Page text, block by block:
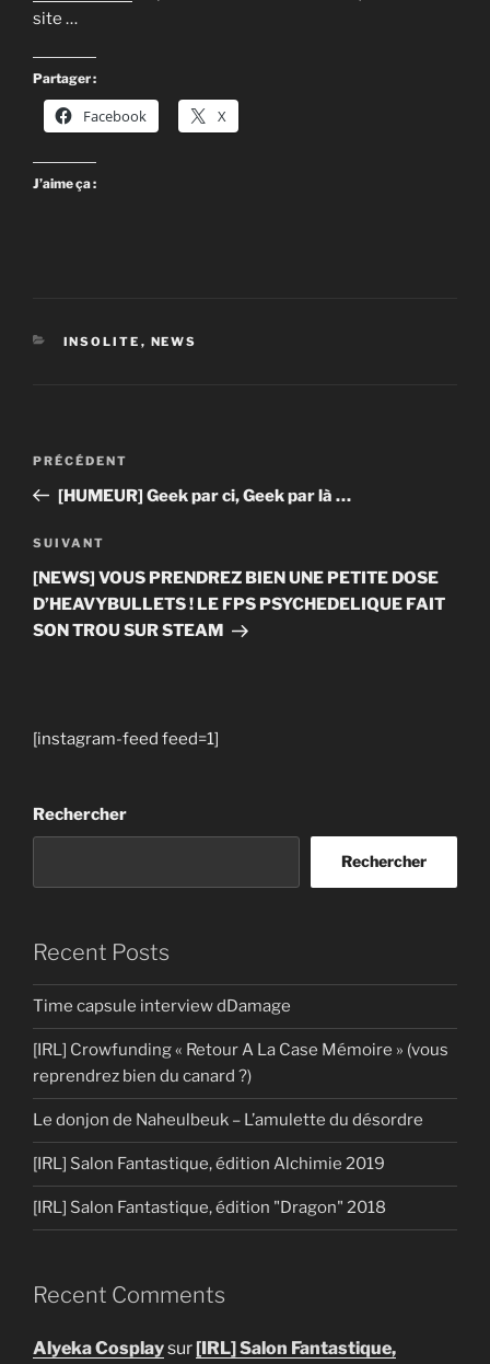
site …
Partager :
Facebook X
J’aime ça :
CATÉGORIES
INSOLITE , NEWS
Navigation
l’article
Article
précédent
PRÉCÉDENT
[HUMEUR] Geek par ci, Geek par là …
Article
suivant
SUIVANT
[NEWS] VOUS PRENDREZ BIEN UNE PETITE DOSE
D’HEAVYBULLETS ! LE FPS PSYCHEDELIQUE FAIT
SON TROU SUR STEAM
[instagram-feed feed=1]
Rechercher
Rechercher
Recent Posts
Time capsule interview dDamage
[IRL] Crowfunding « Retour A La Case Mémoire » (vous
reprendrez bien du canard ?)
Le donjon de Naheulbeuk – L’amulette du désordre
[IRL] Salon Fantastique, édition Alchimie 2019
[IRL] Salon Fantastique, édition "Dragon" 2018
Recent Comments
Alyeka Cosplaysur [IRL] Salon Fantastique,